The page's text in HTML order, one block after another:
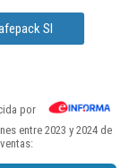
Sl
por
entre 2023 y 2024 de